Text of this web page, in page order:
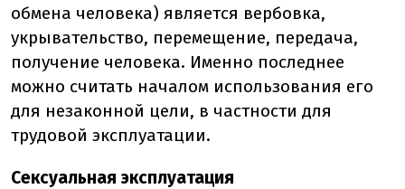
обмена человека) является вербовка,
укрывательство, перемещение, передача,
получение человека. Именно последнее
можно считать началом использования его
для незаконной цели, в частности для
трудовой эксплуатации.
Сексуальная эксплуатация